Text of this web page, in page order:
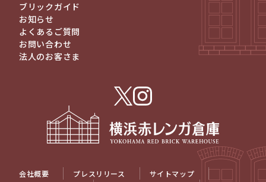
ブリックガイド
お知らせ
よくあるご質問
お問い合わせ
法人のお客さま
会社概要 プレスリリース
サイトマップ